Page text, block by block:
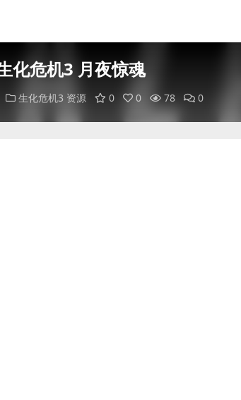
化危机3 月夜惊魂
生化危机3 资源 0 0 78 0